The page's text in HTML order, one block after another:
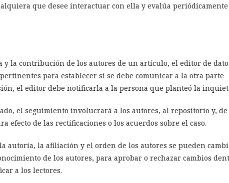
que desee interactuar con ella y evalúa
y la contribución de los autores de un artículo, el editor de
para establecer si se debe comunicar a la otra parte
el editor debe notificarla a la persona que planteó la
el seguimiento involucrará a los autores, al repositorio y, de
efecto de las rectificaciones o los acuerdos sobre el caso.
autoría, la afiliación y el orden de los autores se pueden
de los autores, para aprobar o rechazar cambios
a los lectores.